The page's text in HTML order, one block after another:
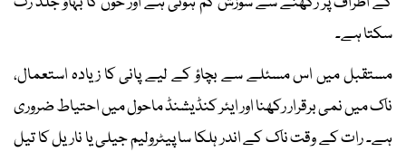
سکتا ہے۔
مستقبل میں اس مسئلے سے بچاؤ کے لیے پانی کا زیادہ استعمال،
ناک میں نمی برقرار رکھنا اور ایئر کنڈیشنڈ ماحول میں احتیاط ضروری
ہے۔ رات کے وقت ناک کے اندر ہلکا سا پیٹرولیم جیلی یا ناریل کا تیل